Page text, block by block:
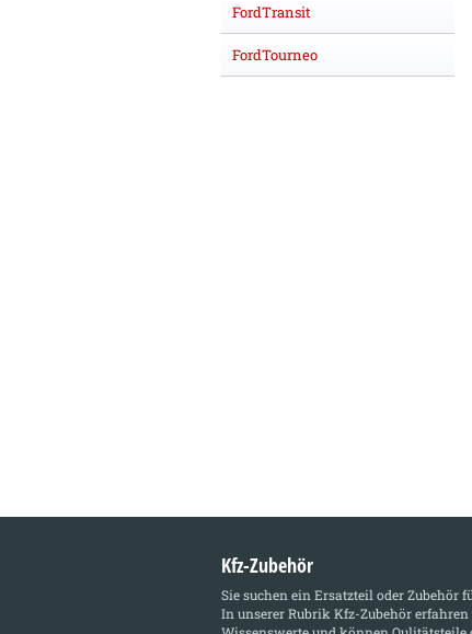
FordTransit
FordTourneo
Kfz-Zubehör
Sie suchen ein Ersatzteil oder Zubehör
In unserer Rubrik Kfz-Zubehörerfahren